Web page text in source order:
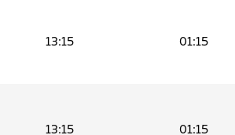
13:15 01:15
13:15 01:15